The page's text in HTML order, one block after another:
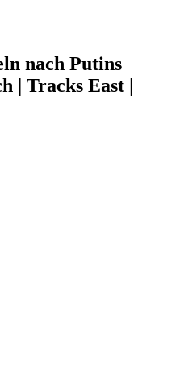
nach Putins
| Tracks East |